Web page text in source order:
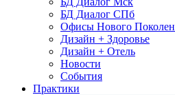
БД Диалог СПб
Офисы Нового
Дизайн + Здоровье
Дизайн + Отель
Новости
События
Практики